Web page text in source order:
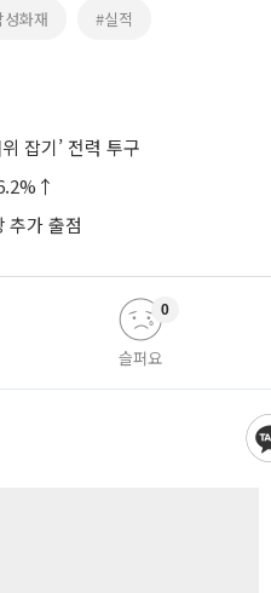
성화재 #실적
잡기’ 전력 투구
추가 출점
슬퍼요
0